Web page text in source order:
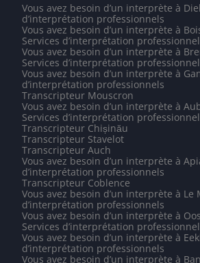
Vous avez besoin d’un interprète à
d’interprétation professionnels
Vous avez besoin d’un interprète à
Services d’interprétation
Vous avez besoin d’un interprète à
Services d’interprétation
Vous avez besoin d’un interprète à
d’interprétation professionnels
Transcripteur Mouscron
Vous avez besoin d’un interprète à
Services d’interprétation
Transcripteur Chișinău
Transcripteur Stavelot
Transcripteur Auch
Vous avez besoin d’un interprète à
d’interprétation professionnels
Transcripteur Coblence
Vous avez besoin d’un interprète à Le
d’interprétation professionnels
Vous avez besoin d’un interprète à
Services d’interprétation
Vous avez besoin d’un interprète à
d’interprétation professionnels
Vous avez besoin d’un interprète à